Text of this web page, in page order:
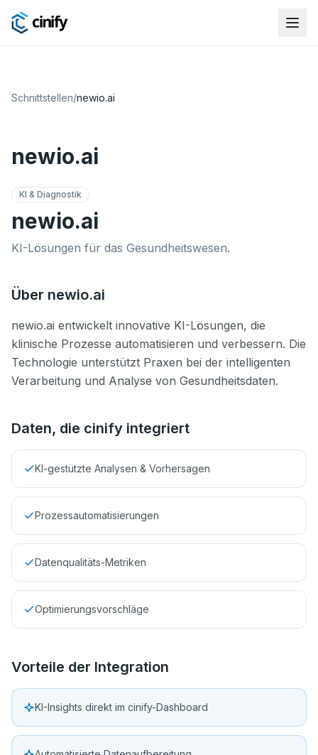
Schnittstellen/newio.ai
newio.ai
KI & Diagnostik
newio.ai
KI-Lösungen für das Gesundheitswesen.
Über newio.ai
newio.ai entwickelt innovative KI-Lösungen, die
klinische Prozesse automatisieren und verbessern. Die
Technologie unterstützt Praxen bei der intelligenten
Verarbeitung und Analyse von Gesundheitsdaten.
Daten, die cinify integriert
KI-gestützte Analysen & Vorhersagen
Prozessautomatisierungen
Datenqualitäts-Metriken
Optimierungsvorschläge
Vorteile der Integration
KI-Insights direkt im cinify-Dashboard